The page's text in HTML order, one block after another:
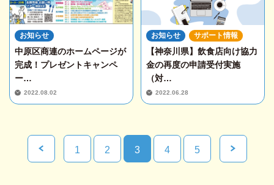
中原区商連のホームページが
完成！プレゼントキャンペ
ー…
2022.08.02
お知らせ
【神奈川県】飲食店向け協力
金の再度の申請受付実施
（対…
2022.06.28
お知らせ サポート情報
1 2 3 4 5